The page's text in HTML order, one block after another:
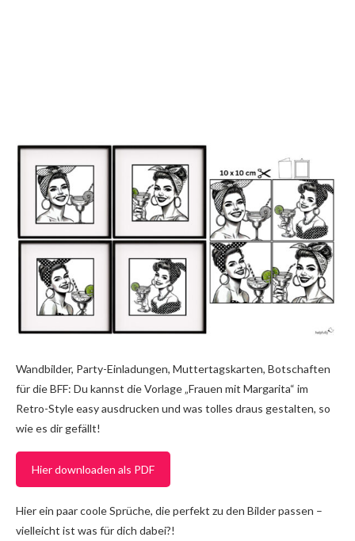
Wandbilder, Party-Einladungen, Muttertagskarten, Botschaften
für die BFF: Du kannst die Vorlage „Frauen mit Margarita“ im
Retro-Style easy ausdrucken und was tolles draus gestalten, so
wie es dir gefällt!
Hier downloaden als PDF
Hier ein paar coole Sprüche, die perfekt zu den Bilder passen –
vielleicht ist was für dich dabei?!